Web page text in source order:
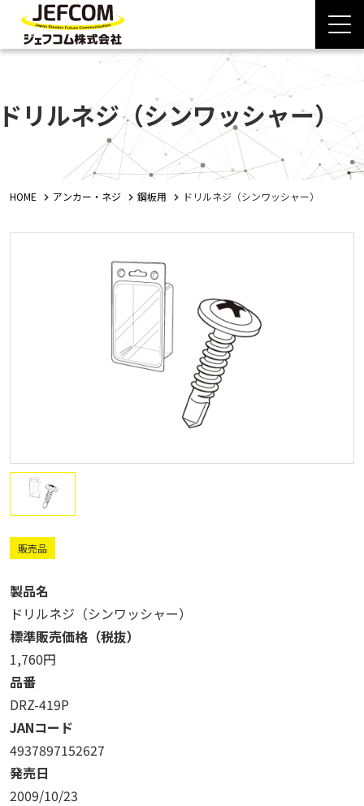
リルネジ（シンワッシャー）
HOME アンカー・ネジ 鋼板用 ドリルネジ（シンワッシャー）
販売品
製品名
ドリルネジ（シンワッシャー）
標準販売価格（税抜）
1,760円
品番
DRZ-419P
JANコード
4937897152627
発売日
2009/10/23